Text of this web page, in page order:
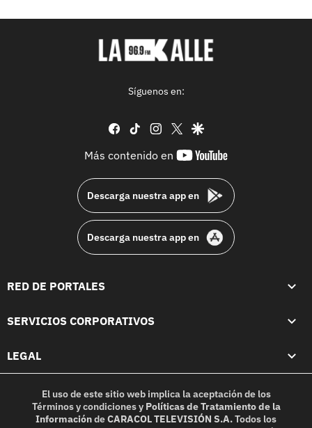
Síguenos en:
facebook
tiktok instagram
twittergoogle
Más contenido en
youtube-
Descarga nuestra app en
Descarga nuestra app en
RED DE PORTALES
SERVICIOS CORPORATIVOS
LEGAL
El uso de este sitio web implica la aceptación de los
Términos y condicionesy Políticas de Tratamiento de la
InformacióndeCARACOL TELEVISIÓN S.A.Todos los